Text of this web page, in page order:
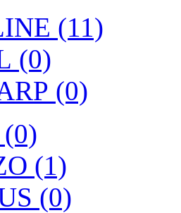
(11)
(0)
(0)
(1)
(0)